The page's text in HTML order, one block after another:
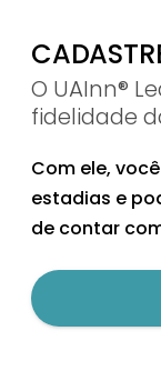
O UAInn®
fidelidade
Com ele,
estadias e
de contar